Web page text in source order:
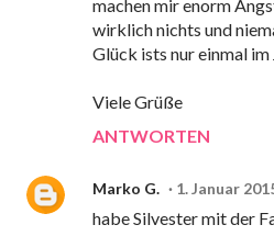
machen mir enorm
wirklich nichts und
Glück ists nur einmal im
Viele Grüße
ANTWORTEN
Marko G. 1. Januar
habe Silvester mit der